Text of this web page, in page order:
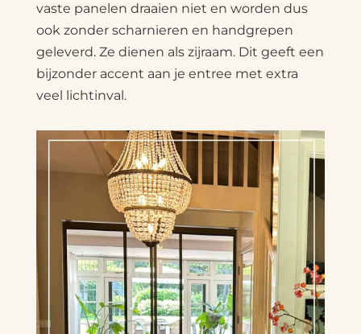
vaste panelen draaien niet en worden dus
ook zonder scharnieren en handgrepen
geleverd. Ze dienen als zijraam. Dit geeft een
bijzonder accent aan je entree met extra
veel lichtinval.